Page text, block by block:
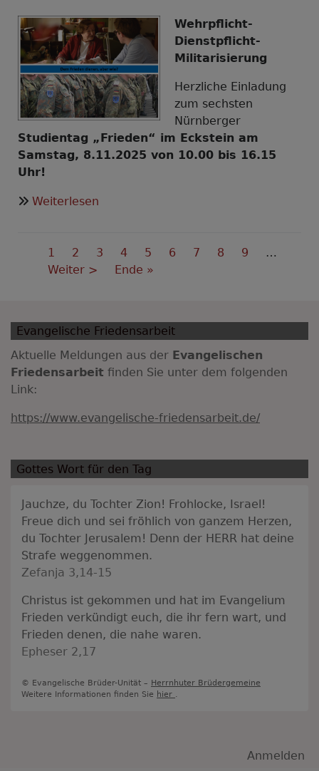
Wehrpflicht-
Dienstpflicht-
Militarisierung
Herzliche Einladung
zum sechsten
Nürnberger
Studientag „Frieden“ im Eckstein am
Samstag, 8.11.2025 von 10.00 bis 16.15
Uhr!
Weiterlesen
dienen
Seitennummerierung
Aktuelle
Seite
1 Seite
2 Seite
3 Seite
4 Seite
5 Seite
6 Seite
7 Seite
8 Seite
9
…
Nächste
Weiter >
Last
Ende »
Evangelische Friedensarbeit
Aktuelle Meldungen aus der Evangelischen
Friedensarbeit finden Sie unter dem folgenden
Link:
https://www.evangelische-friedensarbeit.de/
Gottes Wort für den Tag
Jauchze, du Tochter Zion! Frohlocke, Israel!
Freue dich und sei fröhlich von ganzem Herzen,
du Tochter Jerusalem! Denn der HERR hat deine
Strafe weggenommen.
Zefanja 3,14-15
Christus ist gekommen und hat im Evangelium
Frieden verkündigt euch, die ihr fern wart, und
Frieden denen, die nahe waren.
Epheser 2,17
© Evangelische Brüder-Unität – Herrnhuter Brüdergemeine
Weitere Informationen finden Sie hier .
Anmelden